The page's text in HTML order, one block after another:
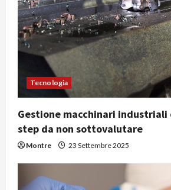
Tecnologia
Gestione macchinari industriali
step da non sottovalutare
Montre 23 Settembre 2025